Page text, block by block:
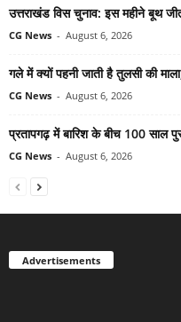
उत्तराखंड विस चुनाव: इस महीने बूथ
CG News - August 6, 2026
गले में क्यों पहनी जाती है तुलसी की
CG News - August 6, 2026
प्रतापगढ़ में बारिश के बीच 100 साल
CG News - August 6, 2026
Advertisements